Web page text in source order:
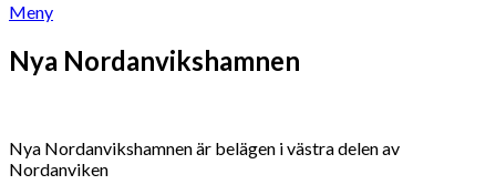
Meny
Nya Nordanvikshamnen
Nya Nordanvikshamnen är belägen i västra delen av
Nordanviken